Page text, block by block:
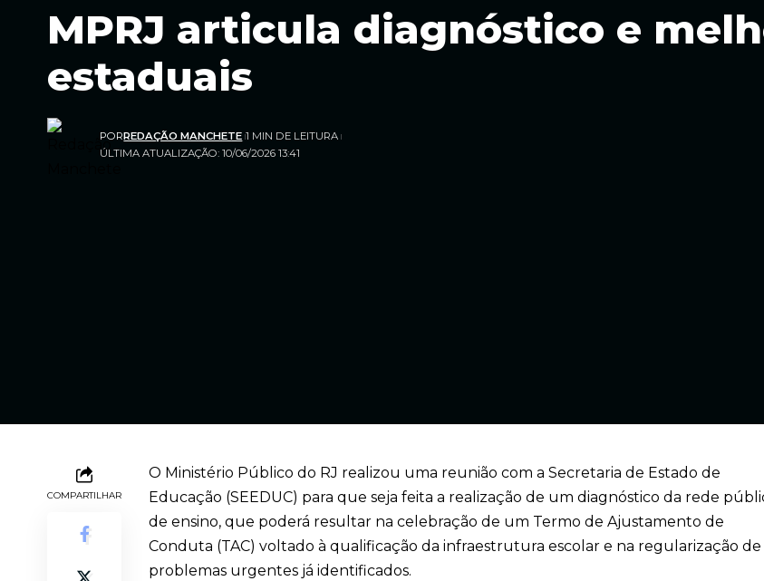
MPRJ articula diagnóstico e
estaduais
ÚLTIMA ATUALIZAÇÃO: 10/06/2026 13:41
PORREDAÇÃO MANCHETE 1 MIN DE LEITURA
COMPARTILHAR
O Ministério Público do RJ realizou uma reunião com a Secretaria de Estado de
Educação (SEEDUC) para que seja feita a realização de um diagnóstico da rede
de ensino, que poderá resultar na celebração de um Termo de Ajustamento de
Conduta (TAC) voltado à qualificação da infraestrutura escolar e na regularização de
problemas urgentes já identificados.